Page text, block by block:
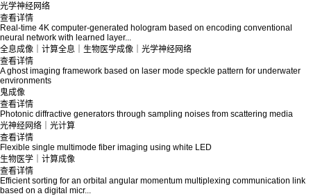
光学神经网络
查看详情
Real-time 4K computer-generated hologram based on encoding conventional
neural network with learned layer...
全息成像｜计算全息｜生物医学成像｜光学神经网络
查看详情
A ghost imaging framework based on laser mode speckle pattern for underwater
environments
鬼成像
查看详情
Photonic diffractive generators through sampling noises from scattering media
光神经网络｜光计算
查看详情
Flexible single multimode fiber imaging using white LED
生物医学｜计算成像
查看详情
Efficient sorting for an orbital angular momentum multiplexing communication link
based on a digital micr...